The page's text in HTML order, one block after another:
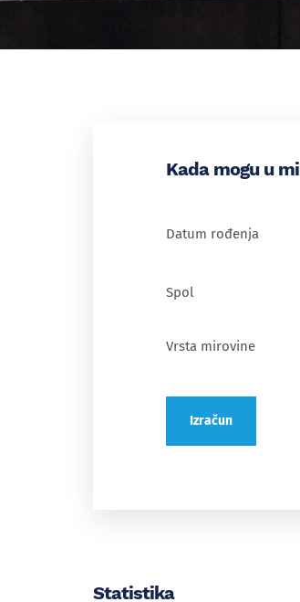
Kada mogu u
Datum rođenja
Spol
Vrsta mirovine
Izračun
Statistika